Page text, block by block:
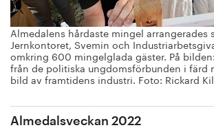
Almedalens hårdaste mingel arrangerades
Jernkontoret, Svemin och
omkring 600 mingelglada gäster. På
från de politiska ungdomsförbunden i färd
bild av framtidens industri. Foto: Rickard
Almedalsveckan 2022